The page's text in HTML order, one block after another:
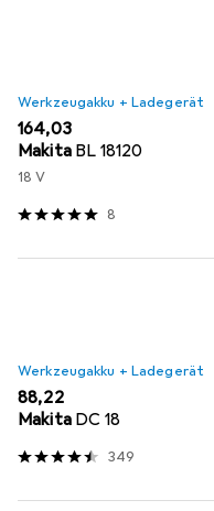
Werkzeugakku + Ladegerät
EUR
164,03
Makita BL 18120
18 V
8
Werkzeugakku + Ladegerät
EUR
88,22
Makita DC 18
349